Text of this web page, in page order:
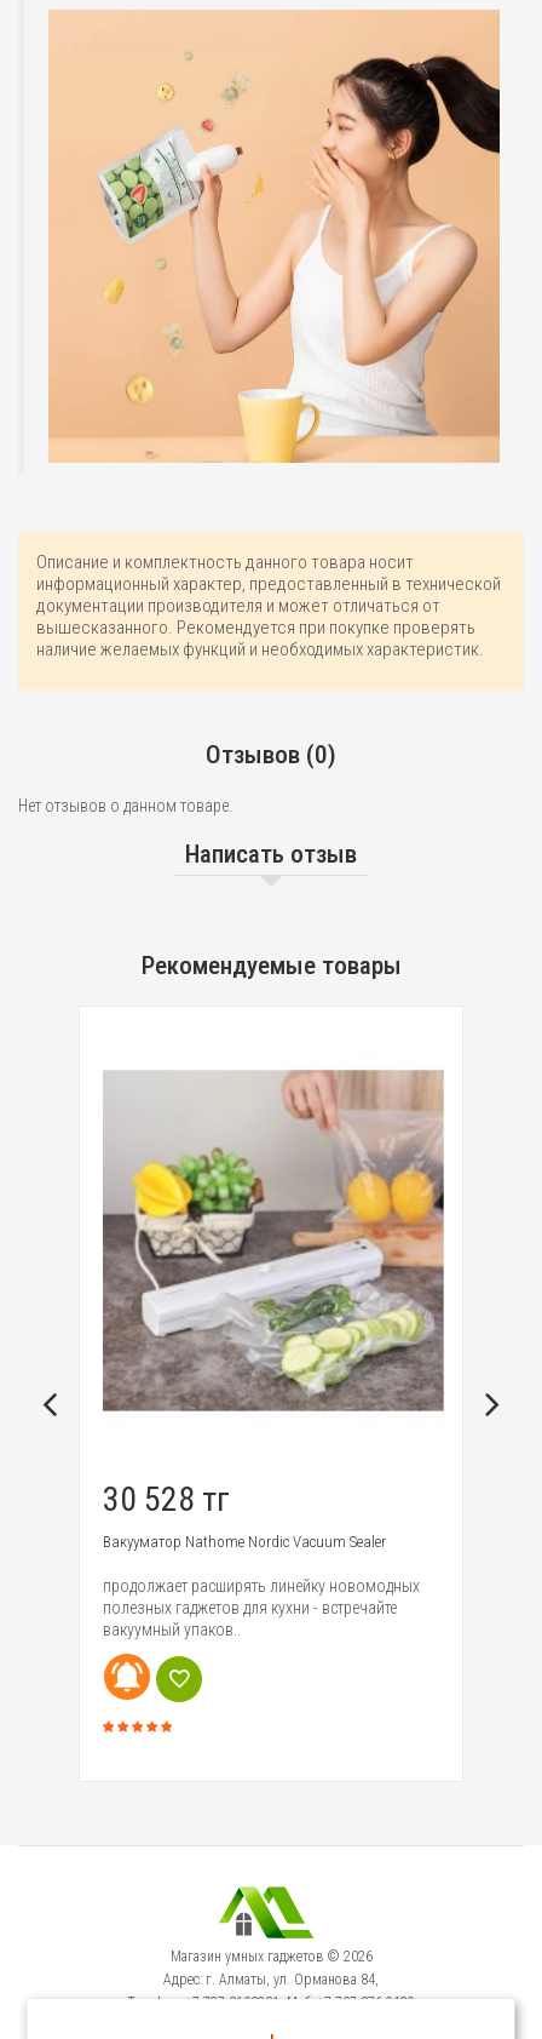
Описание и комплектность данного товара носит
информационный характер, предоставленный в технической
документации производителя и может отличаться от
вышесказанного. Рекомендуется при покупке проверять
наличие желаемых функций и необходимых характеристик.
Отзывов (0)
Нет отзывов о данном товаре.
Написать отзыв
Рекомендуемые товары
30 528 тг
Вакууматор Nathome Nordic Vacuum Sealer
продолжает расширять линейку новомодных
полезных гаджетов для кухни - встречайте
вакуумный упаков..
Магазин умных гаджетов © 2026
Адрес: г. Алматы, ул. Орманова 84,
Телефон: +7-727-3100231, Моб: +7-707-376-9129